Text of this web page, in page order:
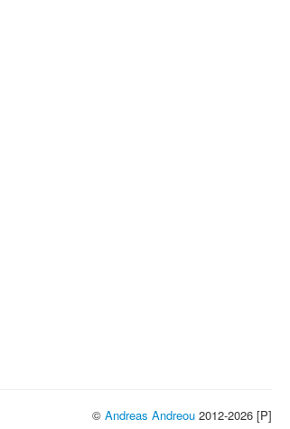
© Andreas Andreou 2012-2026 [P]